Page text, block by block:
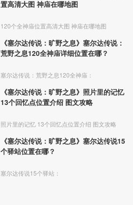
置高清大图 神庙在哪地图
120个全神庙位置高清大图 神庙在哪地图
《塞尔达传说：旷野之息》塞尔达传说：
荒野之息120全神庙详细位置在哪？
塞尔达传说：荒野之息120全神庙：
《塞尔达传说：旷野之息》照片里的记忆
13个回忆点位置介绍 图文攻略
照片里的记忆 13个回忆点位置介绍 图文攻略
《塞尔达传说：旷野之息》塞尔达传说15
个驿站位置在哪？
塞尔达传说15个驿站：